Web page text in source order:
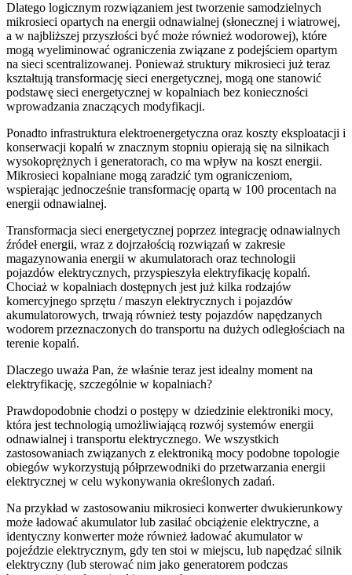
Dlatego logicznym rozwiązaniem jest tworzenie samodzielnych
mikrosieci opartych na energii odnawialnej (słonecznej i wiatrowej,
a w najbliższej przyszłości być może również wodorowej), które
mogą wyeliminować ograniczenia związane z podejściem opartym
na sieci scentralizowanej. Ponieważ struktury mikrosieci już teraz
kształtują transformację sieci energetycznej, mogą one stanowić
podstawę sieci energetycznej w kopalniach bez konieczności
wprowadzania znaczących modyfikacji.
Ponadto infrastruktura elektroenergetyczna oraz koszty eksploatacji i
konserwacji kopalń w znacznym stopniu opierają się na silnikach
wysokoprężnych i generatorach, co ma wpływ na koszt energii.
Mikrosieci kopalniane mogą zaradzić tym ograniczeniom,
wspierając jednocześnie transformację opartą w 100 procentach na
energii odnawialnej.
Transformacja sieci energetycznej poprzez integrację odnawialnych
źródeł energii, wraz z dojrzałością rozwiązań w zakresie
magazynowania energii w akumulatorach oraz technologii
pojazdów elektrycznych, przyspieszyła elektryfikację kopalń.
Chociaż w kopalniach dostępnych jest już kilka rodzajów
komercyjnego sprzętu / maszyn elektrycznych i pojazdów
akumulatorowych, trwają również testy pojazdów napędzanych
wodorem przeznaczonych do transportu na dużych odległościach na
terenie kopalń.
Dlaczego uważa Pan, że właśnie teraz jest idealny moment na
elektryfikację, szczególnie w kopalniach?
Prawdopodobnie chodzi o postępy w dziedzinie elektroniki mocy,
która jest technologią umożliwiającą rozwój systemów energii
odnawialnej i transportu elektrycznego. We wszystkich
zastosowaniach związanych z elektroniką mocy podobne topologie
obiegów wykorzystują półprzewodniki do przetwarzania energii
elektrycznej w celu wykonywania określonych zadań.
Na przykład w zastosowaniu mikrosieci konwerter dwukierunkowy
może ładować akumulator lub zasilać obciążenie elektryczne, a
identyczny konwerter może również ładować akumulator w
pojeździe elektrycznym, gdy ten stoi w miejscu, lub napędzać silnik
elektryczny (lub sterować nim jako generatorem podczas